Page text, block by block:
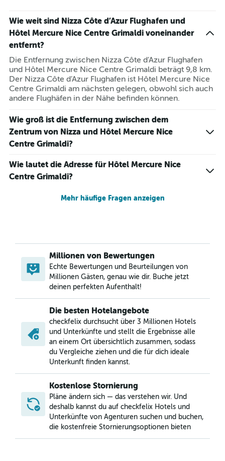
Wie weit sind Nizza Côte d’Azur Flughafen und
Hôtel Mercure Nice Centre Grimaldi voneinander
entfernt?
Die Entfernung zwischen Nizza Côte d’Azur Flughafen
und Hôtel Mercure Nice Centre Grimaldi beträgt 9,8 km.
Der Nizza Côte d’Azur Flughafen ist Hôtel Mercure Nice
Centre Grimaldi am nächsten gelegen, obwohl sich auch
andere Flughäfen in der Nähe befinden können.
Wie groß ist die Entfernung zwischen dem
Zentrum von Nizza und Hôtel Mercure Nice
Centre Grimaldi?
Wie lautet die Adresse für Hôtel Mercure Nice
Centre Grimaldi?
Mehr häufige Fragen anzeigen
Millionen von Bewertungen
Echte Bewertungen und Beurteilungen von
Millionen Gästen, genau wie dir. Buche jetzt
deinen perfekten Aufenthalt!
Die besten Hotelangebote
checkfelix durchsucht über 3 Millionen Hotels
und Unterkünfte und stellt die Ergebnisse alle
an einem Ort übersichtlich zusammen, sodass
du Vergleiche ziehen und die für dich ideale
Unterkunft finden kannst.
Kostenlose Stornierung
Pläne ändern sich — das verstehen wir. Und
deshalb kannst du auf checkfelix Hotels und
Unterkünfte von Agenturen suchen und buchen,
die kostenfreie Stornierungsoptionen bieten